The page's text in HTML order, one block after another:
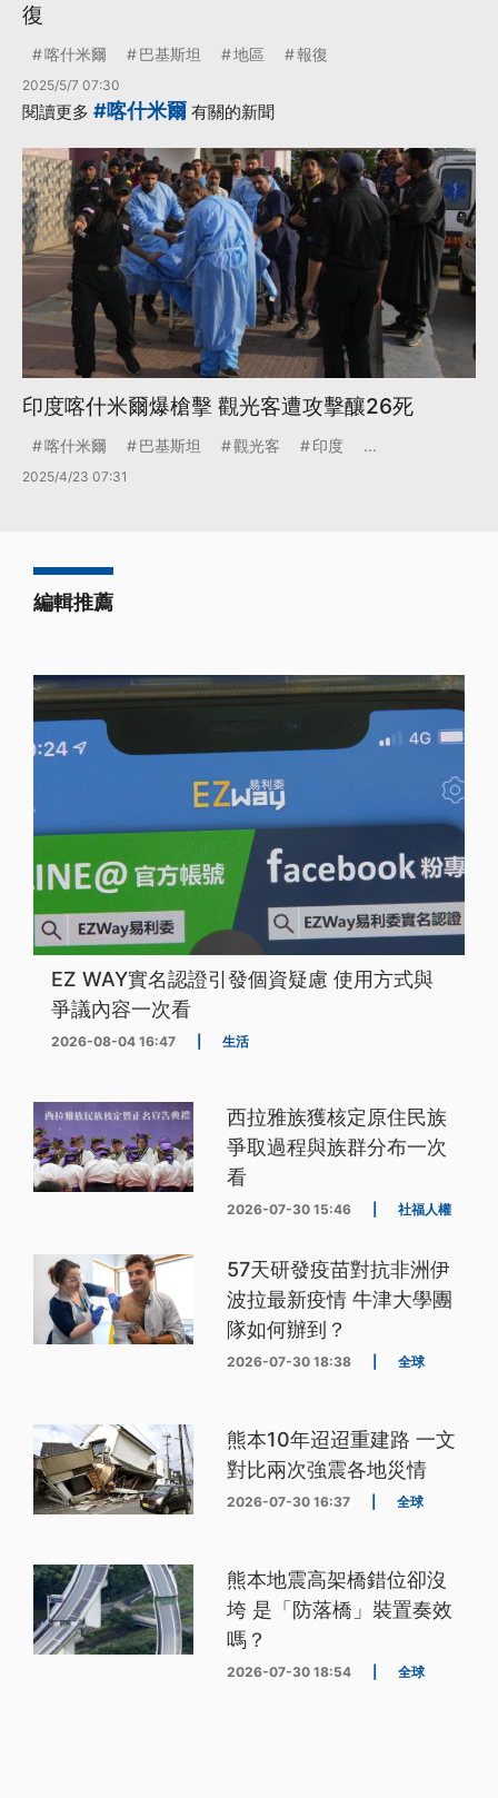
復
喀什米爾 巴基斯坦 地區 報復
2025/5/7 07:30
閱讀更多 #喀什米爾 有關的新聞
印度喀什米爾爆槍擊 觀光客遭攻擊釀26死
喀什米爾 巴基斯坦 觀光客 印度 ...
2025/4/23 07:31
編輯推薦
EZ WAY實名認證引發個資疑慮 使用方式與
爭議內容一次看
2026-08-04 16:47 生活
西拉雅族獲核定原住民族
爭取過程與族群分布一次
看
2026-07-30 15:46 社福人權
57天研發疫苗對抗非洲伊
波拉最新疫情 牛津大學團
隊如何辦到？
2026-07-30 18:38 全球
熊本10年迢迢重建路 一文
對比兩次強震各地災情
2026-07-30 16:37 全球
熊本地震高架橋錯位卻沒
垮 是「防落橋」裝置奏效
嗎？
2026-07-30 18:54 全球